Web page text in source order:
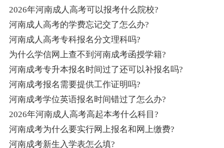
2026年河南成人高考可以报考什么院校?
河南成人高考的学费忘记交了怎么办?
河南成人高考专科报名分文理科吗?
为什么学信网上查不到河南成考函授学籍?
河南成考专升本报名时间过了还可以补报名吗?
河南成考报名需要提供工作证明吗?
河南成考学位英语报名时间错过了怎么办?
2026年河南成人高考高起本考什么科目?
河南成考为什么要实行网上报名和网上缴费?
河南成考新生入学表怎么填?